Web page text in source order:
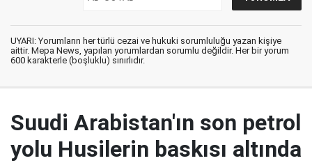
UYARI: Yorumların her türlü cezai ve hukuki sorumluluğu yazan kişiye
aittir. Mepa News, yapılan yorumlardan sorumlu değildir. Her bir yorum
600 karakterle (boşluklu) sınırlıdır.
Suudi Arabistan'ın son petrol
yolu Husilerin baskısı altında